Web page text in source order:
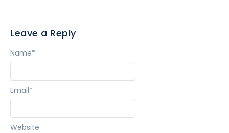
Leave a Reply
Name*
Email*
Website